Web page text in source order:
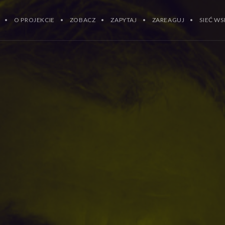
O PROJEKCIE ZOBACZ ZAPYTAJ ZAREAGUJ SIEĆ